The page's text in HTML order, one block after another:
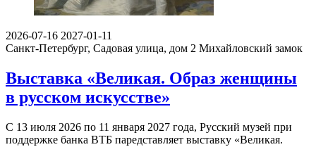
2026-07-16 2027-01-11
Санкт-Петербург, Садовая улица, дом 2 Михайловский замок
Выставка «Великая. Образ женщины
в русском искусстве»
С 13 июля 2026 по 11 января 2027 года, Русский музей при
поддержке банка ВТБ паредставляет выставку «Великая.